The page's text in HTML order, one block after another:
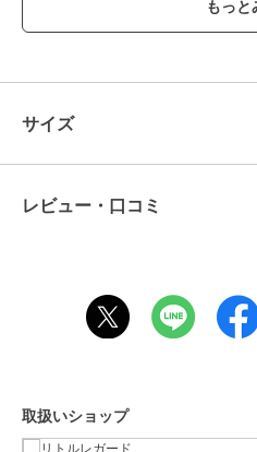
素材
ダイキャスト製
サイズ
レビュー・口コミ
取扱いショップ